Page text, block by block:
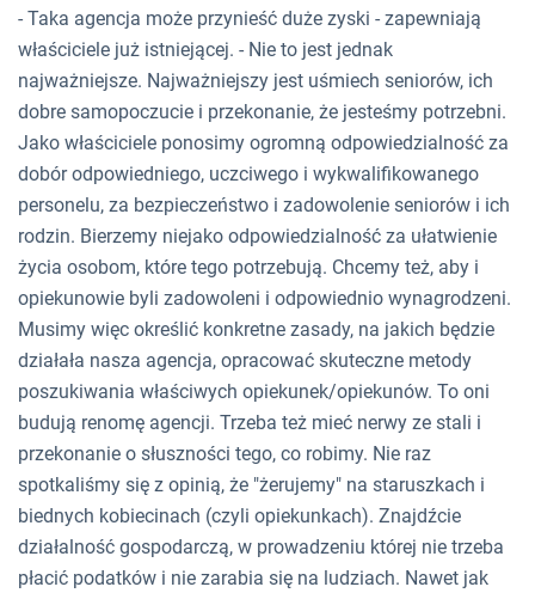
- Taka agencja może przynieść duże zyski - zapewniają
właściciele już istniejącej. - Nie to jest jednak
najważniejsze. Najważniejszy jest uśmiech seniorów, ich
dobre samopoczucie i przekonanie, że jesteśmy potrzebni.
Jako właściciele ponosimy ogromną odpowiedzialność za
dobór odpowiedniego, uczciwego i wykwalifikowanego
personelu, za bezpieczeństwo i zadowolenie seniorów i ich
rodzin. Bierzemy niejako odpowiedzialność za ułatwienie
życia osobom, które tego potrzebują. Chcemy też, aby i
opiekunowie byli zadowoleni i odpowiednio wynagrodzeni.
Musimy więc określić konkretne zasady, na jakich będzie
działała nasza agencja, opracować skuteczne metody
poszukiwania właściwych opiekunek/opiekunów. To oni
budują renomę agencji. Trzeba też mieć nerwy ze stali i
przekonanie o słuszności tego, co robimy. Nie raz
spotkaliśmy się z opinią, że "żerujemy" na staruszkach i
biednych kobiecinach (czyli opiekunkach). Znajdźcie
działalność gospodarczą, w prowadzeniu której nie trzeba
płacić podatków i nie zarabia się na ludziach. Nawet jak